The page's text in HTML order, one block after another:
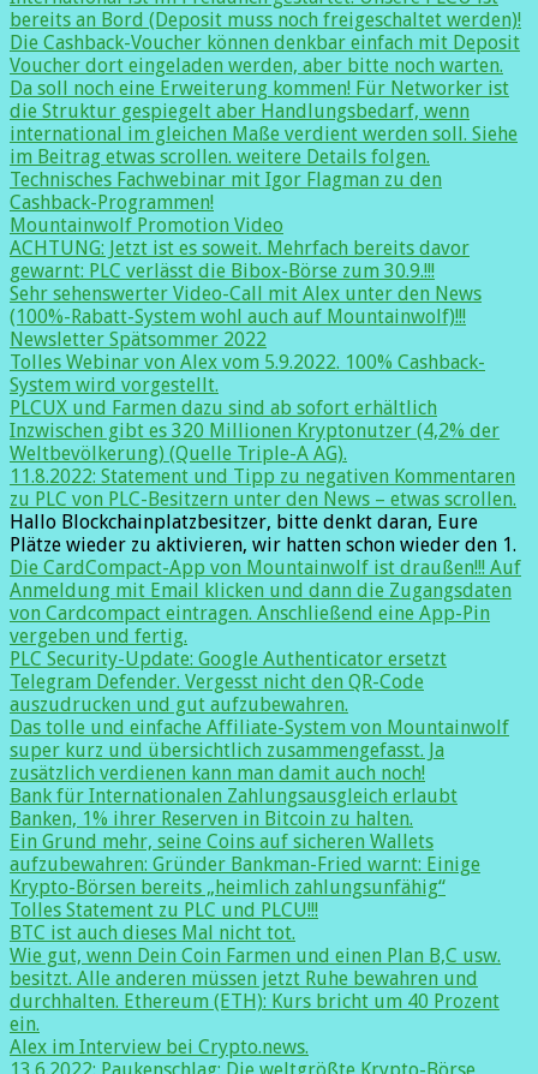
bereits an Bord (Deposit muss noch freigeschaltet werden)!
Die Cashback-Voucher können denkbar einfach mit Deposit
Voucher dort eingeladen werden, aber bitte noch warten.
Da soll noch eine Erweiterung kommen! Für Networker ist
die Struktur gespiegelt aber Handlungsbedarf, wenn
international im gleichen Maße verdient werden soll. Siehe
im Beitrag etwas scrollen. weitere Details folgen.
Technisches Fachwebinar mit Igor Flagman zu den
Cashback-Programmen!
Mountainwolf Promotion Video
ACHTUNG: Jetzt ist es soweit. Mehrfach bereits davor
gewarnt: PLC verlässt die Bibox-Börse zum 30.9.!!!
Sehr sehenswerter Video-Call mit Alex unter den News
(100%-Rabatt-System wohl auch auf Mountainwolf)!!!
Newsletter Spätsommer 2022
Tolles Webinar von Alex vom 5.9.2022. 100% Cashback-
System wird vorgestellt.
PLCUX und Farmen dazu sind ab sofort erhältlich
Inzwischen gibt es 320 Millionen Kryptonutzer (4,2% der
Weltbevölkerung) (Quelle Triple-A AG).
11.8.2022: Statement und Tipp zu negativen Kommentaren
zu PLC von PLC-Besitzern unter den News – etwas scrollen.
Hallo Blockchainplatzbesitzer, bitte denkt daran, Eure
Plätze wieder zu aktivieren, wir hatten schon wieder den 1.
Die CardCompact-App von Mountainwolf ist draußen!!! Auf
Anmeldung mit Email klicken und dann die Zugangsdaten
von Cardcompact eintragen. Anschließend eine App-Pin
vergeben und fertig.
PLC Security-Update: Google Authenticator ersetzt
Telegram Defender. Vergesst nicht den QR-Code
auszudrucken und gut aufzubewahren.
Das tolle und einfache Affiliate-System von Mountainwolf
super kurz und übersichtlich zusammengefasst. Ja
zusätzlich verdienen kann man damit auch noch!
Bank für Internationalen Zahlungsausgleich erlaubt
Banken, 1% ihrer Reserven in Bitcoin zu halten.
Ein Grund mehr, seine Coins auf sicheren Wallets
aufzubewahren: Gründer Bankman-Fried warnt: Einige
Krypto-Börsen bereits „heimlich zahlungsunfähig“
Tolles Statement zu PLC und PLCU!!!
BTC ist auch dieses Mal nicht tot.
Wie gut, wenn Dein Coin Farmen und einen Plan B,C usw.
besitzt. Alle anderen müssen jetzt Ruhe bewahren und
durchhalten. Ethereum (ETH): Kurs bricht um 40 Prozent
ein.
Alex im Interview bei Crypto.news.